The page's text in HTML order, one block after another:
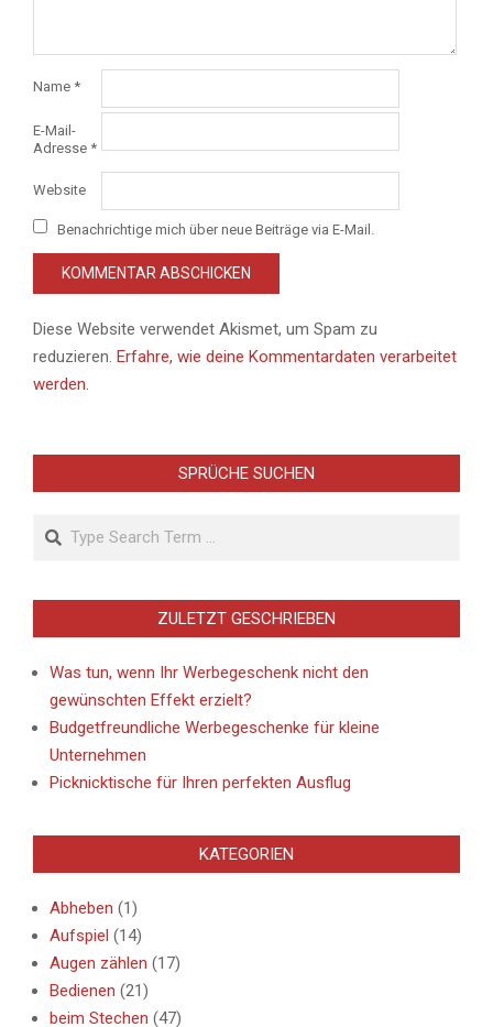
Name *
E-Mail-
Adresse *
Website
Benachrichtige mich über neue Beiträge via E-Mail.
Diese Website verwendet Akismet, um Spam zu
reduzieren. Erfahre, wie deine Kommentardaten verarbeitet
werden.
SPRÜCHE SUCHEN
Search
ZULETZT GESCHRIEBEN
Was tun, wenn Ihr Werbegeschenk nicht den
gewünschten Effekt erzielt?
Budgetfreundliche Werbegeschenke für kleine
Unternehmen
Picknicktische für Ihren perfekten Ausflug
KATEGORIEN
Abheben (1)
Aufspiel (14)
Augen zählen (17)
Bedienen (21)
beim Stechen (47)